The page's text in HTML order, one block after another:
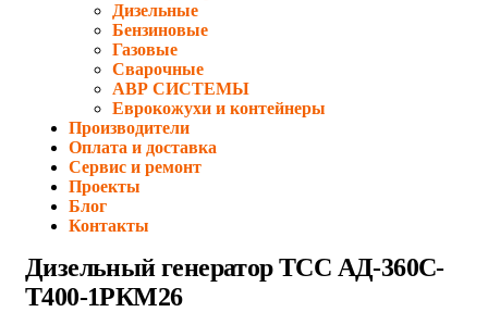
Дизельные
Бензиновые
Газовые
Сварочные
АВР СИСТЕМЫ
Еврокожухи и контейнеры
Производители
Оплата и доставка
Сервис и ремонт
Проекты
Блог
Контакты
Дизельный генератор ТСС АД-360С-
Т400-1РКМ26